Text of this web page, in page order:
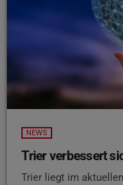
NEWS
Trier verbessert
Trier liegt im